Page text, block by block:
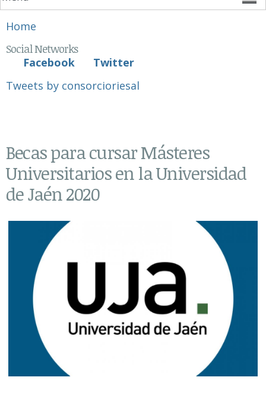
You are here
Home
Social Networks
Facebook
Twitter
Tweets by consorcioriesal
Becas para cursar Másteres
Universitarios en la Universidad
de Jaén 2020